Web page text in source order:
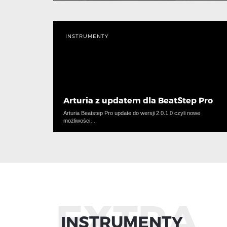
INSTRUMENTY
Arturia z updatem dla BeatStep Pro
Arturia Beatstep Pro update do wersji 2.0.1.0 czyli nowe
możliwości…
INSTRUMENTY